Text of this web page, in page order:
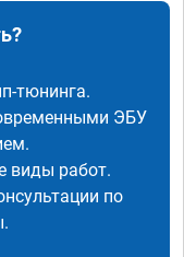
тюнинга.
ЭБУ
виды работ.
по